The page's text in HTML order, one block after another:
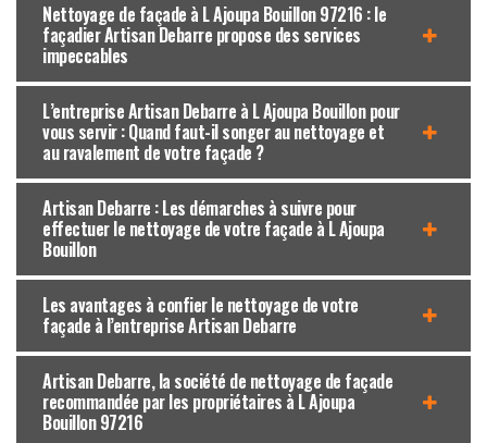
Nettoyage de façade à L Ajoupa Bouillon 97216 : le
façadier Artisan Debarre propose des services
impeccables
L’entreprise Artisan Debarre à L Ajoupa Bouillon pour
vous servir : Quand faut-il songer au nettoyage et
au ravalement de votre façade ?
Artisan Debarre : Les démarches à suivre pour
effectuer le nettoyage de votre façade à L Ajoupa
Bouillon
Les avantages à confier le nettoyage de votre
façade à l’entreprise Artisan Debarre
Artisan Debarre, la société de nettoyage de façade
recommandée par les propriétaires à L Ajoupa
Bouillon 97216